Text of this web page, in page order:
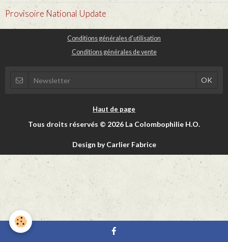
Provisoire National Update
Conditions générales d'utilisation
Conditions générales de vente
Haut de page
Tous droits réservés © 2026 La Colombophilie H.O.
Design by Carlier Fabrice